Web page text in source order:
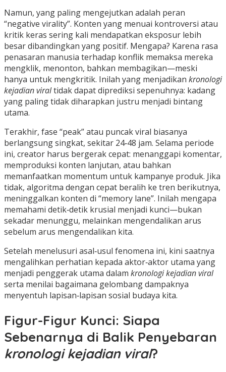
Namun, yang paling mengejutkan adalah peran
“negative virality”. Konten yang menuai kontroversi atau
kritik keras sering kali mendapatkan eksposur lebih
besar dibandingkan yang positif. Mengapa? Karena rasa
penasaran manusia terhadap konflik memaksa mereka
mengklik, menonton, bahkan membagikan—meski
hanya untuk mengkritik. Inilah yang menjadikan kronologi
kejadian viraltidak dapat diprediksi sepenuhnya: kadang
yang paling tidak diharapkan justru menjadi bintang
utama.
Terakhir, fase “peak” atau puncak viral biasanya
berlangsung singkat, sekitar 24‑48 jam. Selama periode
ini, creator harus bergerak cepat: menanggapi komentar,
memproduksi konten lanjutan, atau bahkan
memanfaatkan momentum untuk kampanye produk. Jika
tidak, algoritma dengan cepat beralih ke tren berikutnya,
meninggalkan konten di “memory lane”. Inilah mengapa
memahami detik‑detik krusial menjadi kunci—bukan
sekadar menunggu, melainkan mengendalikan arus
sebelum arus mengendalikan kita.
Setelah menelusuri asal‑usul fenomena ini, kini saatnya
mengalihkan perhatian kepada aktor‑aktor utama yang
menjadi penggerak utama dalam kronologi kejadian viral
serta menilai bagaimana gelombang dampaknya
menyentuh lapisan‑lapisan sosial budaya kita.
Figur-Figur Kunci: Siapa
Sebenarnya di Balik Penyebaran
kronologi kejadian viral?